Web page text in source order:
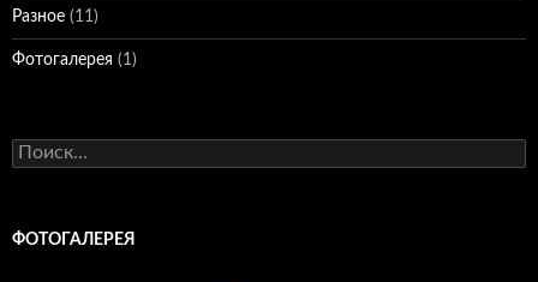
Разное (11)
Фотогалерея (1)
Найти:
ФОТОГАЛЕРЕЯ